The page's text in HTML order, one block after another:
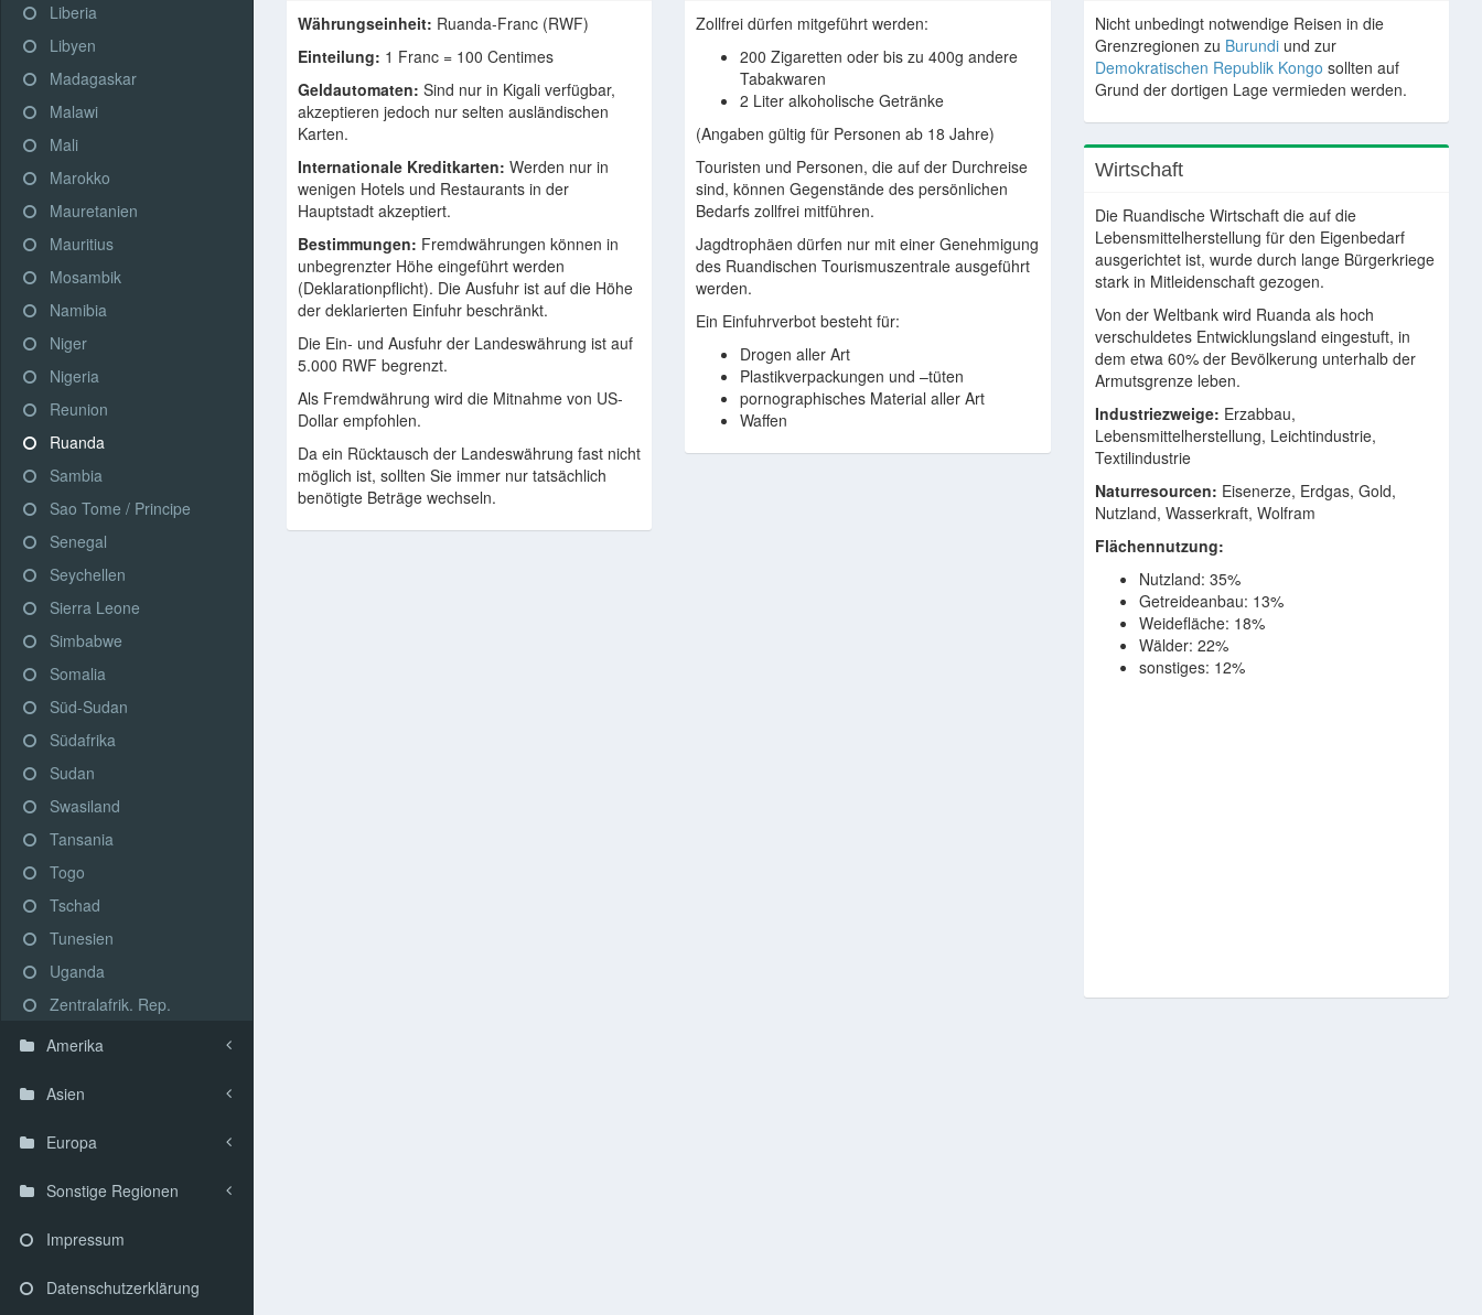
Liberia
Libyen
Madagaskar
Malawi
Mali
Marokko
Mauretanien
Mauritius
Mosambik
Namibia
Niger
Nigeria
Reunion
Ruanda
Sambia
Sao Tome / Principe
Senegal
Seychellen
Sierra Leone
Simbabwe
Somalia
Süd-Sudan
Südafrika
Sudan
Swasiland
Tansania
Togo
Tschad
Tunesien
Uganda
Zentralafrik. Rep.
Amerika
Asien
Europa
Sonstige Regionen
Impressum
Datenschutzerklärung
Währungseinheit: Ruanda-Franc (RWF)
Einteilung: 1 Franc = 100 Centimes
Geldautomaten: Sind nur in Kigali verfügbar,
akzeptieren jedoch nur selten ausländischen
Karten.
Internationale Kreditkarten: Werden nur in
wenigen Hotels und Restaurants in der
Hauptstadt akzeptiert.
Bestimmungen: Fremdwährungen können in
unbegrenzter Höhe eingeführt werden
(Deklarationpflicht). Die Ausfuhr ist auf die Höhe
der deklarierten Einfuhr beschränkt.
Die Ein- und Ausfuhr der Landeswährung ist auf
5.000 RWF begrenzt.
Als Fremdwährung wird die Mitnahme von US-
Dollar empfohlen.
Da ein Rücktausch der Landeswährung fast nicht
möglich ist, sollten Sie immer nur tatsächlich
benötigte Beträge wechseln.
Zollfrei dürfen mitgeführt werden:
200 Zigaretten oder bis zu 400g andere
Tabakwaren
2 Liter alkoholische Getränke
(Angaben gültig für Personen ab 18 Jahre)
Touristen und Personen, die auf der Durchreise
sind, können Gegenstände des persönlichen
Bedarfs zollfrei mitführen.
Jagdtrophäen dürfen nur mit einer Genehmigung
des Ruandischen Tourismuszentrale ausgeführt
werden.
Ein Einfuhrverbot besteht für:
Drogen aller Art
Plastikverpackungen und –tüten
pornographisches Material aller Art
Waffen
Nicht unbedingt notwendige Reisen in die
Grenzregionen zu Burundiund zur
Demokratischen Republik Kongo sollten auf
Grund der dortigen Lage vermieden werden.
Wirtschaft
Die Ruandische Wirtschaft die auf die
Lebensmittelherstellung für den Eigenbedarf
ausgerichtet ist, wurde durch lange Bürgerkriege
stark in Mitleidenschaft gezogen.
Von der Weltbank wird Ruanda als hoch
verschuldetes Entwicklungsland eingestuft, in
dem etwa 60% der Bevölkerung unterhalb der
Armutsgrenze leben.
Industriezweige: Erzabbau,
Lebensmittelherstellung, Leichtindustrie,
Textilindustrie
Naturresourcen: Eisenerze, Erdgas, Gold,
Nutzland, Wasserkraft, Wolfram
Flächennutzung:
Nutzland: 35%
Getreideanbau: 13%
Weidefläche: 18%
Wälder: 22%
sonstiges: 12%